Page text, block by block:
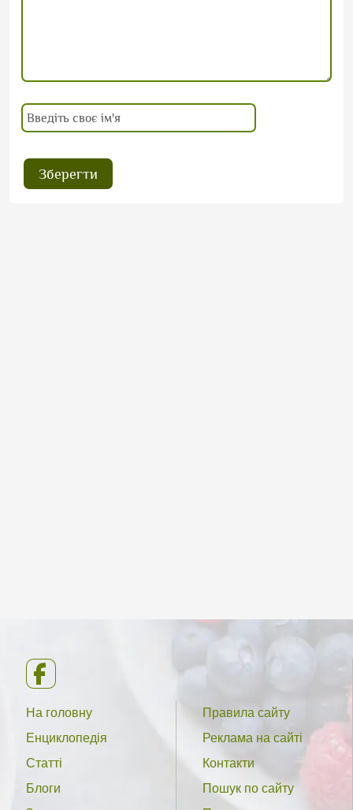
На головну
Енциклопедія
Статті
Блоги
Правила сайту
Реклама на сайті
Контакти
Пошук по сайту